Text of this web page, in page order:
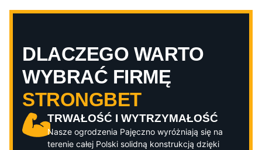
DLACZEGO WARTO
WYBRAĆ FIRMĘ
STRONGBET
TRWAŁOŚĆ I WYTRZYMAŁOŚĆ
Nasze ogrodzenia Pajęczno wyróżniają się na
terenie całej Polski solidną konstrukcją dzięki